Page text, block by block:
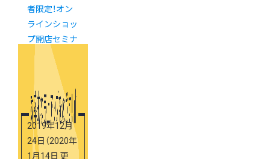
者限定！オン
ラインショッ
プ開店セミナ
ー (東京・大
2019年12月
24日 （2020年
1月14日 更